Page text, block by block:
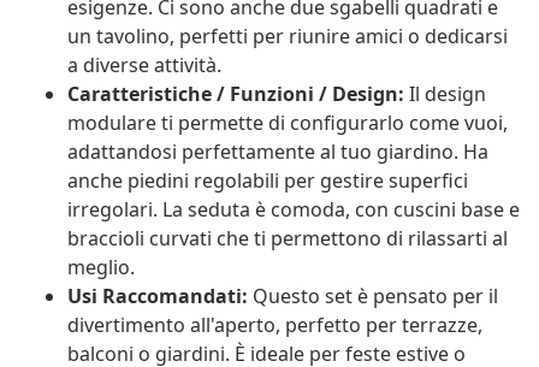
esigenze. Ci sono anche due sgabelli quadrati e
un tavolino, perfetti per riunire amici o dedicarsi
a diverse attività.
Caratteristiche / Funzioni / Design: Il design
modulare ti permette di configurarlo come vuoi,
adattandosi perfettamente al tuo giardino. Ha
anche piedini regolabili per gestire superfici
irregolari. La seduta è comoda, con cuscini base e
braccioli curvati che ti permettono di rilassarti al
meglio.
Usi Raccomandati: Questo set è pensato per il
divertimento all'aperto, perfetto per terrazze,
balconi o giardini. È ideale per feste estive o